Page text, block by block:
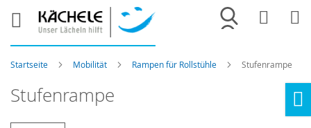
Merkliste
Startseite Mobilität Rampen für Rollstühle Stufenrampe
Stufenrampe